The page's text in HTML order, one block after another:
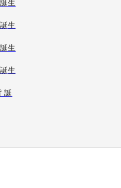
生
生
生
生
誕